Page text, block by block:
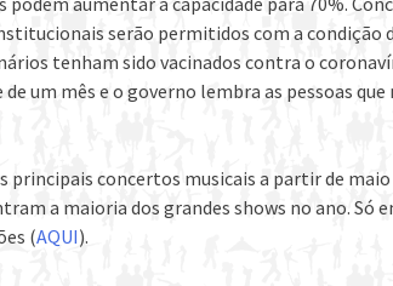
serão permitidos com a condição
tenham sido vacinados contra o
um mês e o governo lembra as pessoas que
concertos musicais a partir de maio
a maioria dos grandes shows no ano. Só
(AQUI).